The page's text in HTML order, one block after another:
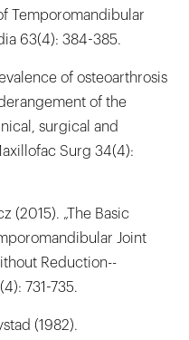
Temporomandibular
63(4): 384-385.
of osteoarthrosis
of the
surgical and
Surg 34(4):
(2015). „The Basic
Joint
Reduction--
731-735.
(1982).